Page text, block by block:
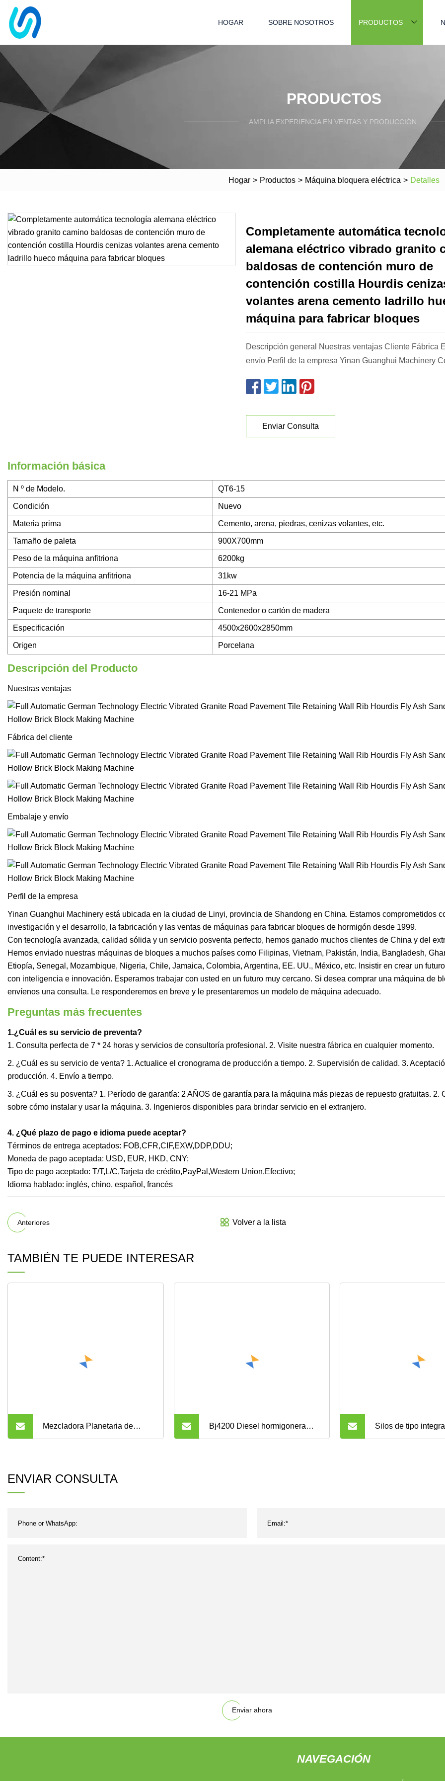
HOGAR SOBRE NOSOTROS PRODUCTOS
PRODUCTOS
AMPLIA EXPERIENCIA EN VENTAS Y PRODUCCIÓN.
Hogar > Productos > Máquina bloquera eléctrica > Detalles
Completamente automática
alemana eléctrico vibrado granito
baldosas de contención muro de
contención costilla Hourdis
volantes arena cemento ladrillo
máquina para fabricar bloques
Descripción general Nuestras ventajas Cliente Fábrica
envío Perfil de la empresa Yinan Guanghui Machinery
Enviar Consulta
Información básica
N º de Modelo. QT6-15
Condición Nuevo
Materia prima Cemento, arena, piedras, cenizas volantes, etc.
Tamaño de paleta 900X700mm
Peso de la máquina anfitriona 6200kg
Potencia de la máquina anfitriona 31kw
Presión nominal 16-21 MPa
Paquete de transporte Contenedor o cartón de madera
Especificación 4500x2600x2850mm
Origen Porcelana
Descripción del Producto
Nuestras ventajas
Fábrica del cliente
Embalaje y envío
Perfil de la empresa
Yinan Guanghui Machinery está ubicada en la ciudad de Linyi, provincia de Shandong en China. Estamos comprometidos
investigación y el desarrollo, la fabricación y las ventas de máquinas para fabricar bloques de hormigón desde 1999.
Con tecnología avanzada, calidad sólida y un servicio posventa perfecto, hemos ganado muchos clientes de China y del
Hemos enviado nuestras máquinas de bloques a muchos países como Filipinas, Vietnam, Pakistán, India, Bangladesh,
Etiopía, Senegal, Mozambique, Nigeria, Chile, Jamaica, Colombia, Argentina, EE. UU., México, etc. Insistir en crear un
con inteligencia e innovación. Esperamos trabajar con usted en un futuro muy cercano. Si desea comprar una máquina de
envíenos una consulta. Le responderemos en breve y le presentaremos un modelo de máquina adecuado.
Preguntas más frecuentes
1.¿Cuál es su servicio de preventa?
1. Consulta perfecta de 7 * 24 horas y servicios de consultoría profesional. 2. Visite nuestra fábrica en cualquier momento.
2. ¿Cuál es su servicio de venta? 1. Actualice el cronograma de producción a tiempo. 2. Supervisión de calidad. 3.
producción. 4. Envío a tiempo.
3. ¿Cuál es su posventa? 1. Período de garantía: 2 AÑOS de garantía para la máquina más piezas de repuesto gratuitas. 2.
sobre cómo instalar y usar la máquina. 3. Ingenieros disponibles para brindar servicio en el extranjero.
4. ¿Qué plazo de pago e idioma puede aceptar?
Términos de entrega aceptados: FOB,CFR,CIF,EXW,DDP,DDU;
Moneda de pago aceptada: USD, EUR, HKD, CNY;
Tipo de pago aceptado: T/T,L/C,Tarjeta de crédito,PayPal,Western Union,Efectivo;
Idioma hablado: inglés, chino, español, francés
Anteriores Volver a la lista
TAMBIÉN TE PUEDE INTERESAR
Mezcladora Planetaria de
Bloques
Bj4200 Diesel hormigonera Silos de tipo
ENVIAR CONSULTA
Enviar ahora
NAVEGACIÓN